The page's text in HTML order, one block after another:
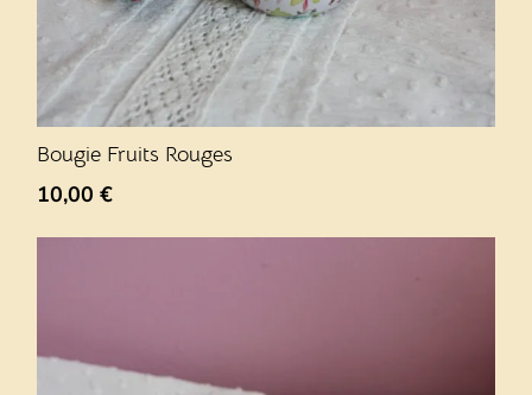
Bougie Fruits Rouges
10,00€